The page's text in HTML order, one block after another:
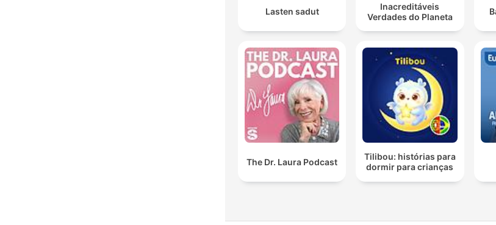
Lasten sadut
Inacreditáveis
Verdades do Planeta
The Dr. Laura Podcast
Tilibou: histórias para
dormir para crianças